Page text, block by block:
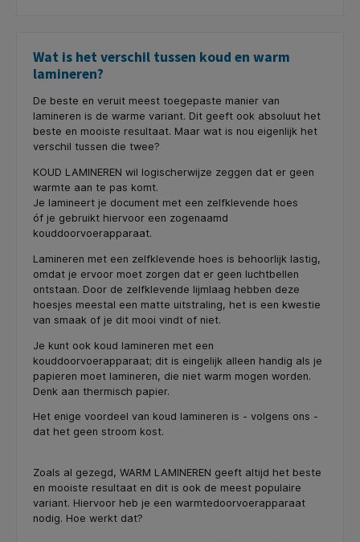
Wat is het verschil tussen koud en warm
lamineren?
De beste en veruit meest toegepaste manier van
lamineren is de warme variant. Dit geeft ook absoluut het
beste en mooiste resultaat. Maar wat is nou eigenlijk het
verschil tussen die twee?
KOUD LAMINEREN wil logischerwijze zeggen dat er geen
warmte aan te pas komt.
Je lamineert je document met een zelfklevende hoes
óf je gebruikt hiervoor een zogenaamd
kouddoorvoerapparaat.
Lamineren met een zelfklevende hoes is behoorlijk lastig,
omdat je ervoor moet zorgen dat er geen luchtbellen
ontstaan. Door de zelfklevende lijmlaag hebben deze
hoesjes meestal een matte uitstraling, het is een kwestie
van smaak of je dit mooi vindt of niet.
Je kunt ook koud lamineren met een
kouddoorvoerapparaat; dit is eingelijk alleen handig als je
papieren moet lamineren, die niet warm mogen worden.
Denk aan thermisch papier.
Het enige voordeel van koud lamineren is - volgens ons -
dat het geen stroom kost.
Zoals al gezegd, WARM LAMINEREN geeft altijd het beste
en mooiste resultaat en dit is ook de meest populaire
variant. Hiervoor heb je een warmtedoorvoerapparaat
nodig. Hoe werkt dat?